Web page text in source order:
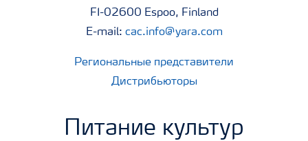
FI-02600 Espoo, Finland
E-mail: cac.info@yara.com
Региональные представители
Дистрибьюторы
Питание культур